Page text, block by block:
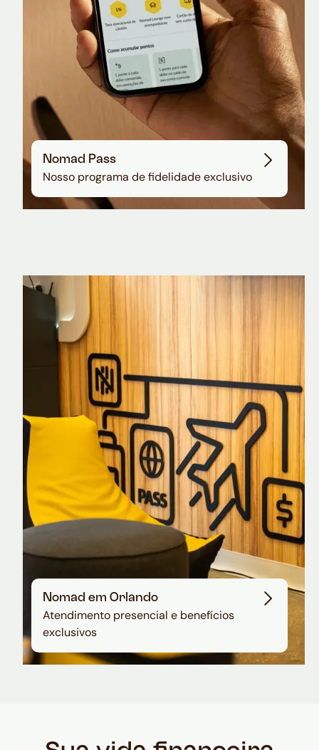
Nomad Pass
Nosso programa de fidelidade exclusivo
Nomad Explorer
Cartão de crédito brasileiro com cashback
em dólar
Nomad em Orlando
Atendimento presencial e benefícios
exclusivos